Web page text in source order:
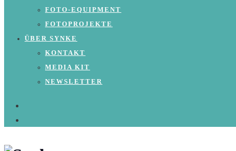
FOTO-EQUIPMENT
FOTOPROJEKTE
ÜBER SYNKE
KONTAKT
MEDIA KIT
NEWSLETTER